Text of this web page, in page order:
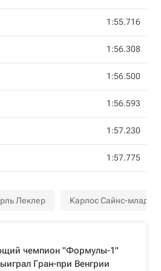
1:55.716
1:56.308
1:56.500
1:56.593
1:57.230
1:57.775
Леклер Карлос Сайнс-младший
чемпион "Формулы-1"
Гран-при Венгрии